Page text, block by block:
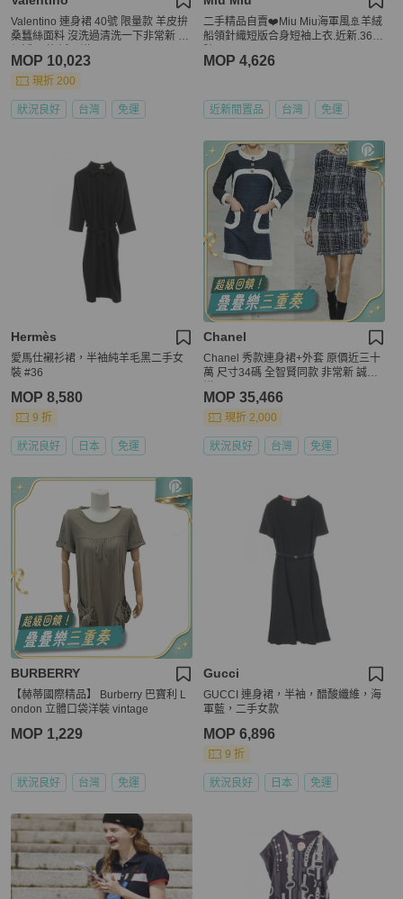
Valentino 連身裙 40號 限量款 羊皮拚
桑蠶絲面料 沒洗過清洗一下非常新 原
MOP 10,023
現折 200
狀況良好 台灣 免運
二手精品自賣❤️Miu Miu海軍風🚢羊絨
船領針織短版合身短袖上衣.近新.36/S
MOP 4,626
近新閒置品 台灣 免運
Hermès
愛馬仕襯衫裙，半袖純羊毛黑二手女
裝 #36
MOP 8,580
9 折
狀況良好 日本 免運
Chanel
Chanel 秀款連身裙+外套 原價近三十
萬 尺寸34碼 全智賢同款 非常新 誠可
MOP 35,466
現折 2,000
狀況良好 台灣 免運
BURBERRY
【赫蒂國際精品】 Burberry 巴寶利 L
ondon 立體口袋洋裝 vintage
MOP 1,229
狀況良好 台灣 免運
Gucci
GUCCI 連身裙，半袖，醋酸纖維，海
軍藍，二手女款
MOP 6,896
9 折
狀況良好 日本 免運